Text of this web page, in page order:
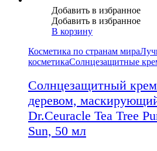
Добавить в избранное
Добавить в избранное
В корзину
Косметика по странам мира
косметикаСолнцезащитные
Солнцезащитный
деревом,
Dr.Ceuracle Tea Tree
Sun, 50 мл